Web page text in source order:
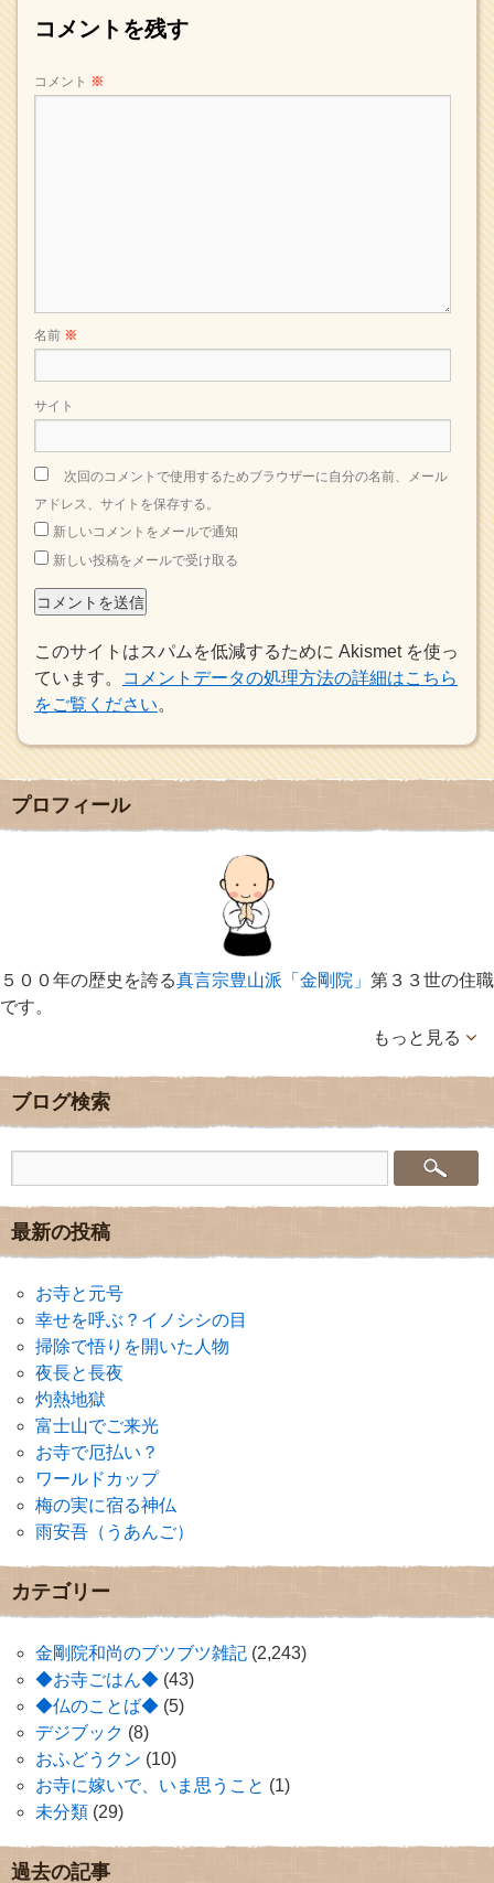
コメントを残す
コメント ※
名前 ※
サイト
次回のコメントで使用するためブラウザーに自分の名前、メール
アドレス、サイトを保存する。
新しいコメントをメールで通知
新しい投稿をメールで受け取る
このサイトはスパムを低減するために Akismet を使っ
ています。
コメントデータの処理方法の詳細はこちら
をご覧ください。
プロフィール
５００年の歴史を誇る真言宗豊山派「金剛院」 第３３世の住職
です。
もっと見る
ブログ検索
最新の投稿
お寺と元号
幸せを呼ぶ？イノシシの目
掃除で悟りを開いた人物
夜長と長夜
灼熱地獄
富士山でご来光
お寺で厄払い？
ワールドカップ
梅の実に宿る神仏
雨安吾（うあんご）
カテゴリー
金剛院和尚のブツブツ雑記 (2,243)
◆お寺ごはん◆ (43)
◆仏のことば◆ (5)
デジブック (8)
おふどうクン (10)
お寺に嫁いで、いま思うこと (1)
未分類 (29)
過去の記事